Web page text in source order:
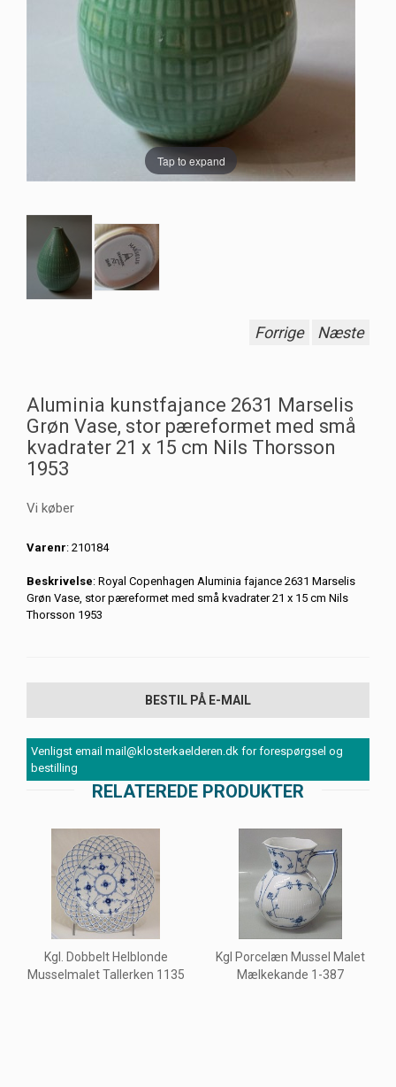
Tap to expand
Forrige Næste
Aluminia kunstfajance 2631 Marselis
Grøn Vase, stor pæreformet med små
kvadrater 21 x 15 cm Nils Thorsson
1953
Vi køber
Varenr: 210184
Beskrivelse: Royal Copenhagen Aluminia fajance 2631 Marselis
Grøn Vase, stor pæreformet med små kvadrater 21 x 15 cm Nils
Thorsson 1953
BESTIL PÅ E-MAIL
Venligst email mail@klosterkaelderen.dk for forespørgsel og
bestilling
RELATEREDE PRODUKTER
Kgl. Dobbelt Helblonde
Musselmalet Tallerken 1135
Kgl Porcelæn Mussel Malet
Mælkekande 1-387